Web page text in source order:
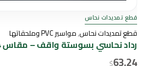
قطع تمديدات نحاس
قطع تمديدات نحاس,مواسير PVC وملحقاتها
رداد نحاسي بسوستة واقف – مقاس 4
$